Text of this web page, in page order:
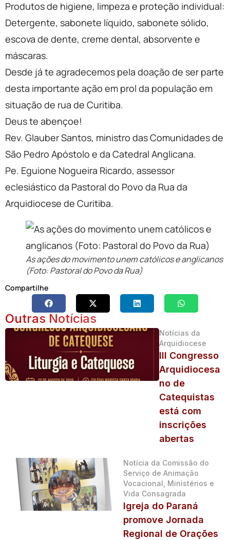
Produtos de higiene, limpeza e proteção individual:
Detergente, sabonete líquido, sabonete sólido,
escova de dente, creme dental, absorvente e
máscaras.
Desde já te agradecemos pela doação de ser parte
desta importante ação em prol da população em
situação de rua de Curitiba.
Deus te abençoe!
Rev. Glauber Santos, ministro das Comunidades de
São Pedro Apóstolo e da Catedral Anglicana.
Pe. Eguione Nogueira Ricardo, assessor
eclesiástico da Pastoral do Povo da Rua da
Arquidiocese de Curitiba.
As ações do movimento unem católicos e anglicanos
(Foto: Pastoral do Povo da Rua)
Compartilhe
Outras Notícias
Notícias da
Arquidiocese
III Congresso
Arquidiocesa
no de
Catequistas
está com
inscrições
abertas
Notícia da Comissão do
Serviço de Animação
Vocacional, Ministérios e
Vida Consagrada
Igreja do Paraná
promove Jornada
Regional de Orações